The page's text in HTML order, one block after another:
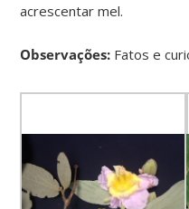
acrescentar mel.
Observações: Fatos e